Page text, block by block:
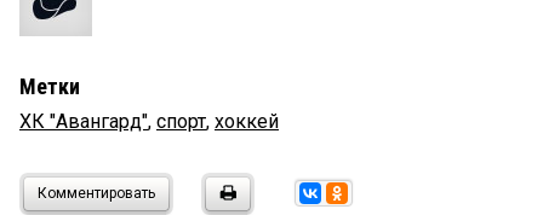
Метки
ХК "Авангард", спорт, хоккей
Комментировать